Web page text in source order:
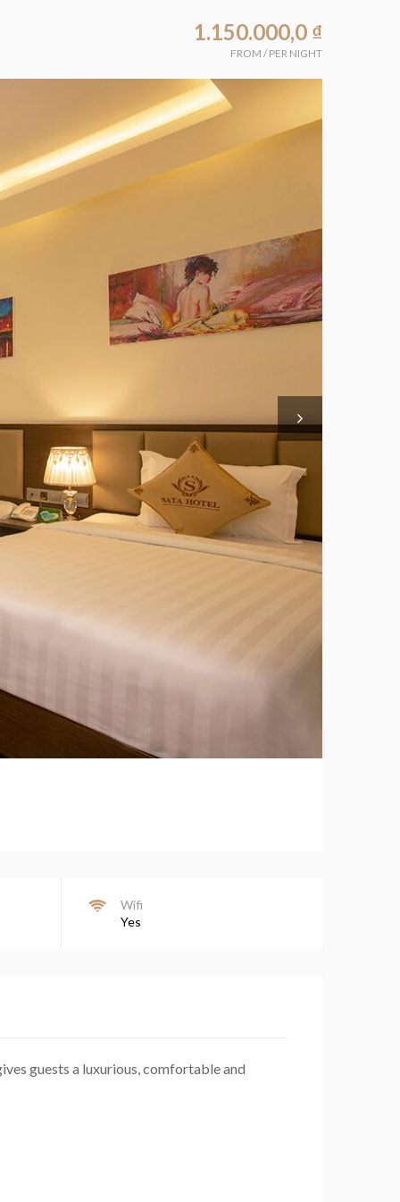
1.150.000,0 ₫
FROM /PER NIGHT
Wifi
Yes
guests a luxurious, comfortable and